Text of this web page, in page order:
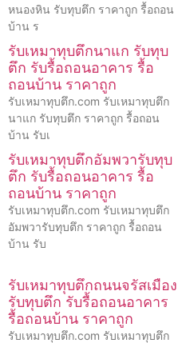
หนองหิน รับทุบตึก ราคาถูก รื้อถอน
บ้าน ร
รับเหมาทุบตึกนาแก รับทุบ
ตึก รับรื้อถอนอาคาร รื้อ
ถอนบ้าน ราคาถูก
รับเหมาทุบตึก.com รับเหมาทุบตึก
นาแก รับทุบตึก ราคาถูก รื้อถอน
บ้าน รับเ
รับเหมาทุบตึกอัมพวารับทุบ
ตึก รับรื้อถอนอาคาร รื้อ
ถอนบ้าน ราคาถูก
รับเหมาทุบตึก.com รับเหมาทุบตึก
อัมพวารับทุบตึก ราคาถูก รื้อถอน
บ้าน รับ
รับเหมาทุบตึกถนนจรัสเมือง
รับทุบตึก รับรื้อถอนอาคาร
รื้อถอนบ้าน ราคาถูก
รับเหมาทุบตึก.com รับเหมาทุบตึก